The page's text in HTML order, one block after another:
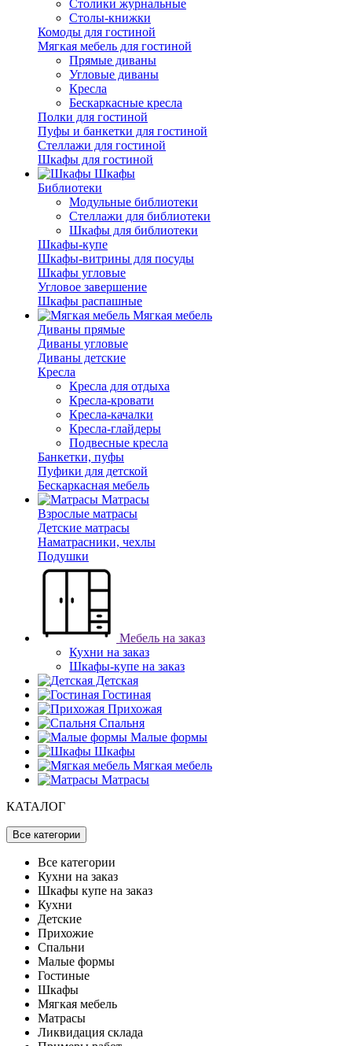
Столики журнальные
Столы-книжки
Комоды для гостиной
Мягкая мебель для гостиной
Прямые диваны
Угловые диваны
Кресла
Бескаркасные кресла
Полки для гостиной
Пуфы и банкетки для гостиной
Стеллажи для гостиной
Шкафы для гостиной
Шкафы
Библиотеки
Модульные библиотеки
Стеллажи для библиотеки
Шкафы для библиотеки
Шкафы-купе
Шкафы-витрины для посуды
Шкафы угловые
Угловое завершение
Шкафы распашные
Мягкая мебель
Диваны прямые
Диваны угловые
Диваны детские
Кресла
Кресла для отдыха
Кресла-кровати
Кресла-качалки
Кресла-глайдеры
Подвесные кресла
Банкетки, пуфы
Пуфики для детской
Бескаркасная мебель
Матрасы
Взрослые матрасы
Детские матрасы
Наматрасники, чехлы
Подушки
Мебель на заказ
Кухни на заказ
Шкафы-купе на заказ
Детская
Гостиная
Прихожая
Спальня
Малые формы
Шкафы
Мягкая мебель
Матрасы
КАТАЛОГ
Все категории
Все категории
Кухни на заказ
Шкафы купе на заказ
Кухни
Детские
Прихожие
Спальни
Малые формы
Гостиные
Шкафы
Мягкая мебель
Матрасы
Ликвидация склада